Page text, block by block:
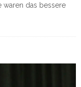
waren das bessere